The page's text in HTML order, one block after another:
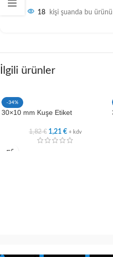
18 kişi şuanda bu
İlgili ürünler
-34%
30×10 mm Kuşe Etiket
1,82€ 1,21 € + kdv